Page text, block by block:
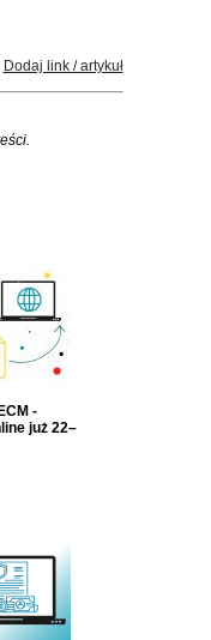
Dodaj link / artykuł
-
już 22–